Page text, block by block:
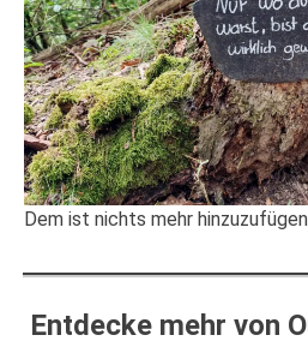
Dem ist nichts mehr
Entdecke mehr von